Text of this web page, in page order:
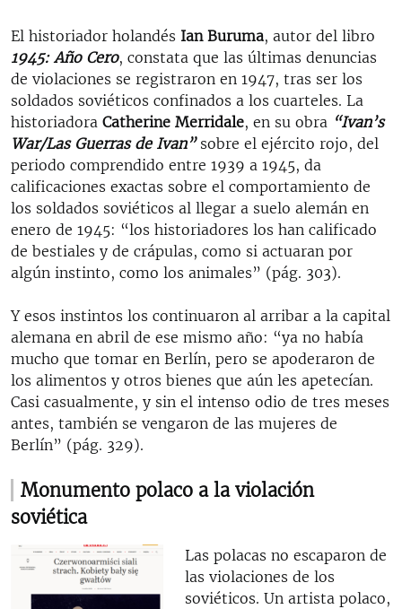
El historiador holandés Ian Buruma, autor del libro
1945: Año Cero, constata que las últimas denuncias
de violaciones se registraron en 1947, tras ser los
soldados soviéticos confinados a los cuarteles. La
historiadora Catherine Merridale, en su obra “Ivan’s
War/Las Guerras de Ivan”sobre el ejército rojo, del
periodo comprendido entre 1939 a 1945, da
calificaciones exactas sobre el comportamiento de
los soldados soviéticos al llegar a suelo alemán en
enero de 1945: “los historiadores los han calificado
de bestiales y de crápulas, como si actuaran por
algún instinto, como los animales” (pág. 303).
Y esos instintos los continuaron al arribar a la capital
alemana en abril de ese mismo año: “ya no había
mucho que tomar en Berlín, pero se apoderaron de
los alimentos y otros bienes que aún les apetecían.
Casi casualmente, y sin el intenso odio de tres meses
antes, también se vengaron de las mujeres de
Berlín” (pág. 329).
Monumento polaco a la violación
soviética
Las polacas no escaparon de
las violaciones de los
soviéticos. Un artista polaco,